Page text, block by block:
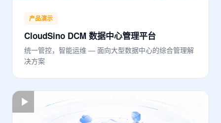
产品演示
CloudSino DCM 数据中心管理平台
统一管控，智能运维 — 面向大型数据中心的综合管理解
决方案